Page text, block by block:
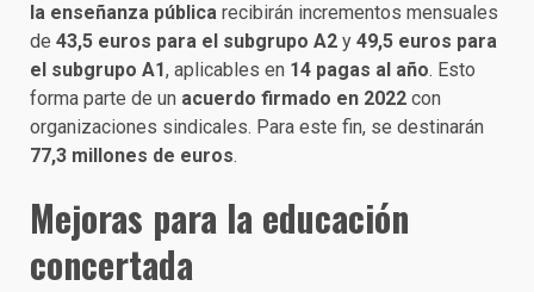
la enseñanza pública recibirán incrementos mensuales
de 43,5 euros para el subgrupo A2 y 49,5 euros para
el subgrupo A1, aplicables en 14 pagas al año. Esto
forma parte de un acuerdo firmado en 2022 con
organizaciones sindicales. Para este fin, se destinarán
77,3 millones de euros.
Mejoras para la educación
concertada